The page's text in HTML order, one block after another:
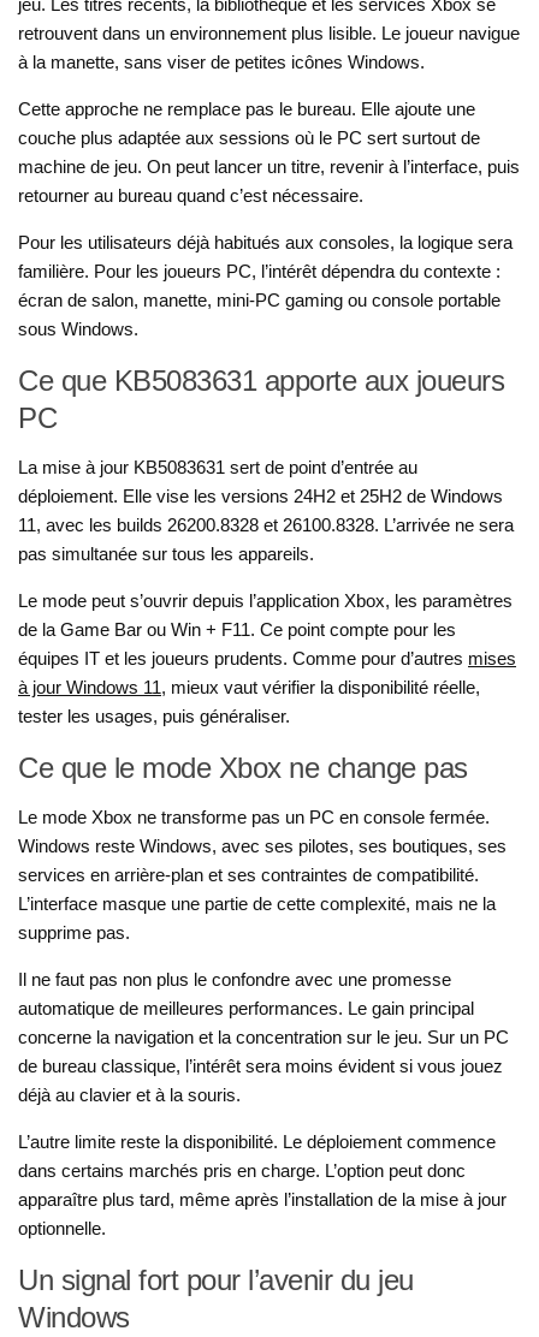
jeu. Les titres récents, la bibliothèque et les services Xbox se
retrouvent dans un environnement plus lisible. Le joueur navigue
à la manette, sans viser de petites icônes Windows.
Cette approche ne remplace pas le bureau. Elle ajoute une
couche plus adaptée aux sessions où le PC sert surtout de
machine de jeu. On peut lancer un titre, revenir à l’interface, puis
retourner au bureau quand c’est nécessaire.
Pour les utilisateurs déjà habitués aux consoles, la logique sera
familière. Pour les joueurs PC, l’intérêt dépendra du contexte :
écran de salon, manette, mini-PC gaming ou console portable
sous Windows.
Ce que KB5083631 apporte aux joueurs
PC
La mise à jour KB5083631 sert de point d’entrée au
déploiement. Elle vise les versions 24H2 et 25H2 de Windows
11, avec les builds 26200.8328 et 26100.8328. L’arrivée ne sera
pas simultanée sur tous les appareils.
Le mode peut s’ouvrir depuis l’application Xbox, les paramètres
de la Game Bar ou Win + F11. Ce point compte pour les
équipes IT et les joueurs prudents. Comme pour d’autres mises
à jour Windows 11, mieux vaut vérifier la disponibilité réelle,
tester les usages, puis généraliser.
Ce que le mode Xbox ne change pas
Le mode Xbox ne transforme pas un PC en console fermée.
Windows reste Windows, avec ses pilotes, ses boutiques, ses
services en arrière-plan et ses contraintes de compatibilité.
L’interface masque une partie de cette complexité, mais ne la
supprime pas.
Il ne faut pas non plus le confondre avec une promesse
automatique de meilleures performances. Le gain principal
concerne la navigation et la concentration sur le jeu. Sur un PC
de bureau classique, l’intérêt sera moins évident si vous jouez
déjà au clavier et à la souris.
L’autre limite reste la disponibilité. Le déploiement commence
dans certains marchés pris en charge. L’option peut donc
apparaître plus tard, même après l’installation de la mise à jour
optionnelle.
Un signal fort pour l’avenir du jeu
Windows